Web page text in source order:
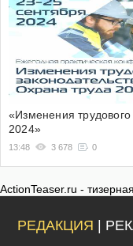
«Изменения
2024»
13:48 3 678 0
ActionTeaser.ru -
РЕДАКЦИЯ |